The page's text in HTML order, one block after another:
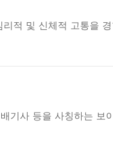
적 및 신체적 고통을
기사 등을 사칭하는 보